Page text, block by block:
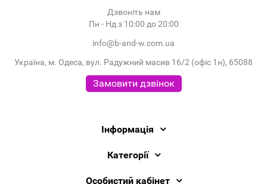
Дзвоніть нам
Пн - Нд з 10:00 до 20:00
info@b-and-w.com.ua
Україна, м. Одеса, вул. Радужний масив 16/2 (офіс 1н), 65088
Замовити дзвінок
Інформація
Категорії
Особистий кабінет